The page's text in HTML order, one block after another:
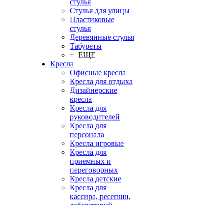
стулья
Стулья для улицы
Пластиковые
стулья
Деревянные стулья
Табуреты
+ ЕЩЕ
Кресла
Офисные кресла
Кресла для отдыха
Дизайнерские
кресла
Кресла для
руководителей
Кресла для
персонала
Кресла игровые
Кресла для
приемных и
переговорных
Кресла детские
Кресла для
кассира, ресепшн,